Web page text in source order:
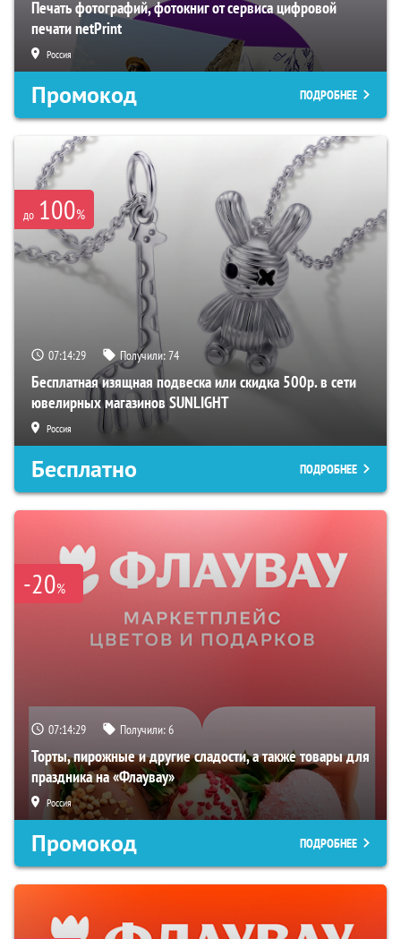
Печать фотографий, фотокниг от сервиса цифровой
печати netPrint
Россия
Промокод ПОДРОБНЕЕ
до 100%
07:14:29 Получили:74
Бесплатная изящная подвеска или скидка 500р. в сети
ювелирных магазинов SUNLIGHT
Россия
Бесплатно ПОДРОБНЕЕ
-20%
07:14:29 Получили:6
Торты, пирожные и другие сладости, а также товары для
праздника на «Флаувау»
Россия
Промокод ПОДРОБНЕЕ